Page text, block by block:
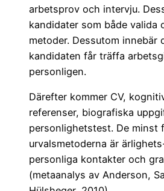
arbetsprov och intervju.
kandidater som både valida
metoder. Dessutom innebär
kandidaten får träffa
personligen.
Därefter kommer CV,
referenser, biografiska
personlighetstest. De minst
urvalsmetoderna är
personliga kontakter och
(metaanalys av Anderson,